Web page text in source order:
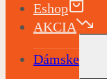
Eshop
AKCIA
Dámske